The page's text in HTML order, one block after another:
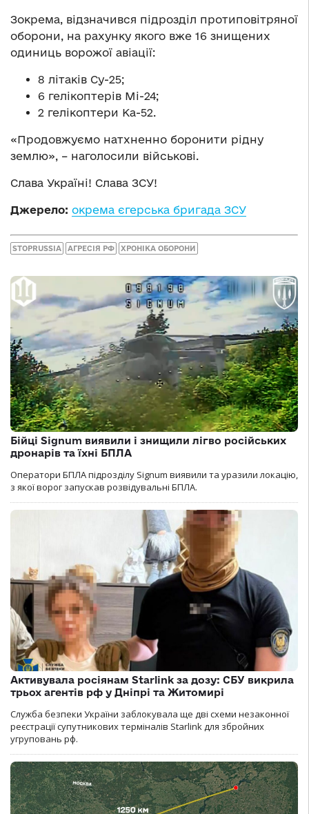
Зокрема, відзначився підрозділ протиповітряної
оборони, на рахунку якого вже 16 знищених
одиниць ворожої авіації:
8 літаків Су-25;
6 гелікоптерів Мі-24;
2 гелікоптери Ка-52.
«Продовжуємо натхненно боронити рідну
землю», – наголосили військові.
Слава Україні! Слава ЗСУ!
Джерело: окрема єгерська бригада ЗСУ
STOPRUSSIA АГРЕСІЯ РФ ХРОНІКА ОБОРОНИ
Бійці Signum виявили і знищили лігво російських
дронарів та їхні БПЛА
Оператори БПЛА підрозділу Signum виявили та уразили локацію,
з якої ворог запускав розвідувальні БПЛА.
Активувала росіянам Starlink за дозу: СБУ викрила
трьох агентів рф у Дніпрі та Житомирі
Служба безпеки України заблокувала ще дві схеми незаконної
реєстрації супутникових терміналів Starlink для збройних
угруповань рф.